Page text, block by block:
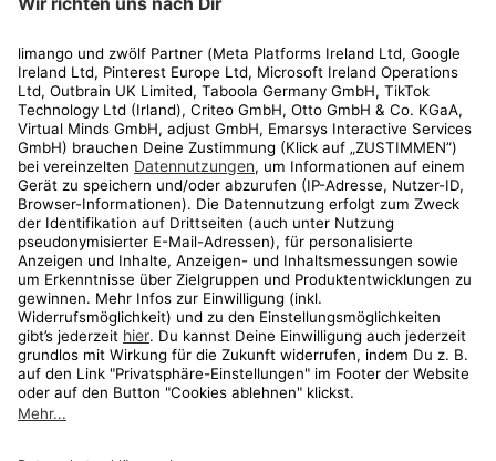
Kundenservice
Shop
Aktionen
Travel